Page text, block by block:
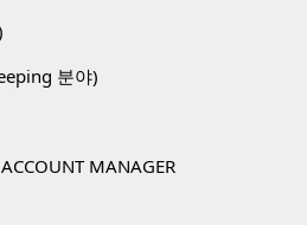
분야)
MANAGER